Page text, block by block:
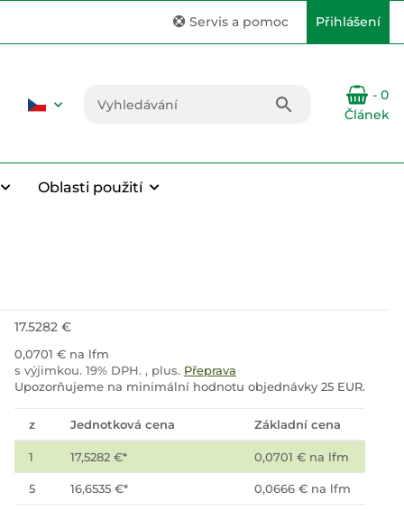
Servis a pomoc Přihlášení
- 0
Článek
Oblasti použití
17.5282 €
0,0701 € na lfm
s výjimkou. 19% DPH. , plus. Přeprava
Upozorňujeme na minimální hodnotu objednávky 25 EUR.
z Jednotková cena Základní cena
1 17,5282 €* 0,0701 € na lfm
5 16,6535 €* 0,0666 € na lfm